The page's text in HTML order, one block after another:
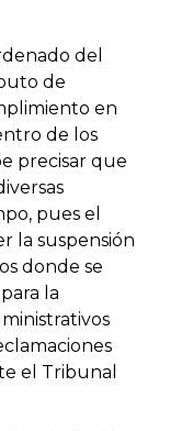
del
de
en
de los
precisar que
pues el
la suspensión
donde se
la
el Tribunal